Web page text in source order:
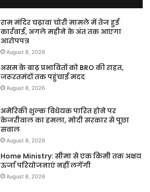
राम मंदिर चढ़ावा चोरी मामले में तेज हुई
कार्रवाई, अगले महीने के अंत तक आएगा
आरोपपत्र
August 8, 2026
असम के बाढ़ प्रभावितों को BRO की राहत,
जरूरतमंदों तक पहुंचाई मदद
August 8, 2026
अमेरिकी शुल्क विधेयक पारित होने पर
केजरीवाल का हमला, मोदी सरकार से पूछा
सवाल
August 8, 2026
Home Ministry: सीमा से एक किमी तक अक्षय
ऊर्जा परियोजनाएं नहीं लगेंगी
August 8, 2026